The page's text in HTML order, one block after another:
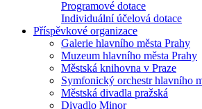
Programové dotace
Individuální účelová dotace
Příspěvkové organizace
Galerie hlavního města Prahy
Muzeum hlavního města Prahy
Městská knihovna v Praze
Symfonický orchestr hlavního
Městská divadla pražská
Divadlo Minor